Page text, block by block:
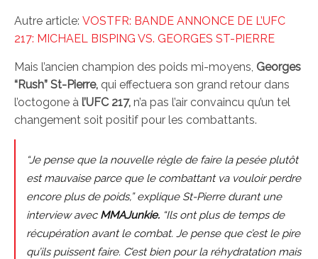
Autre article: VOSTFR: BANDE ANNONCE DE L’UFC
217: MICHAEL BISPING VS. GEORGES ST-PIERRE
Mais l’ancien champion des poids mi-moyens, Georges
“Rush” St-Pierre, qui effectuera son grand retour dans
l’octogone à l’UFC 217, n’a pas l’air convaincu qu’un tel
changement soit positif pour les combattants.
“Je pense que la nouvelle règle de faire la pesée plutôt
est mauvaise parce que le combattant va vouloir perdre
encore plus de poids,” explique St-Pierre durant une
interview avec MMAJunkie. “Ils ont plus de temps de
récupération avant le combat. Je pense que c’est le pire
qu’ils puissent faire. C’est bien pour la réhydratation mais